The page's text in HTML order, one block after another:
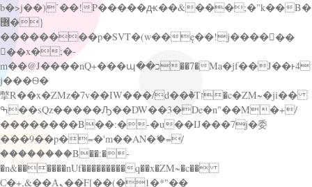
b�>j��)΄��!P�����ԫ��&���;�"k��B�
޶�}
��������p�SVT�(w��ę��!j������
��x�;�-
m��@J����nQ+���պ��כ��7�Ma�jf��J��ͱ4
j���Ѳ�
撆R��x�ZMz�7v��IW���/d��ٞ�Тז�c�ZM~�ji��
ߒ��sQz�����Ԡ��DW��3�De�n"��M�+/
��������B��:�-�u��IJ���7j�委
���9��p�=�'m��AN�ޭ�=/
��������B��:�-
�n&������nUf���������q��x�ZM~�c��
Ϲ�+,&��Ὰܢ��F[��(�1�*"��